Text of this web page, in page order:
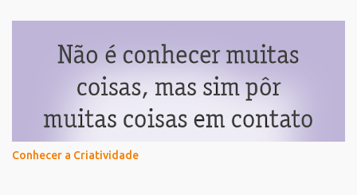
Conhecer a Criatividade